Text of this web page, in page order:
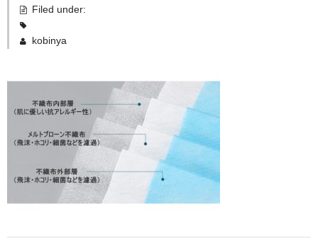
セット
ストレート
コルク栓
セット
ストラップ付き
Filed under:
kobinya